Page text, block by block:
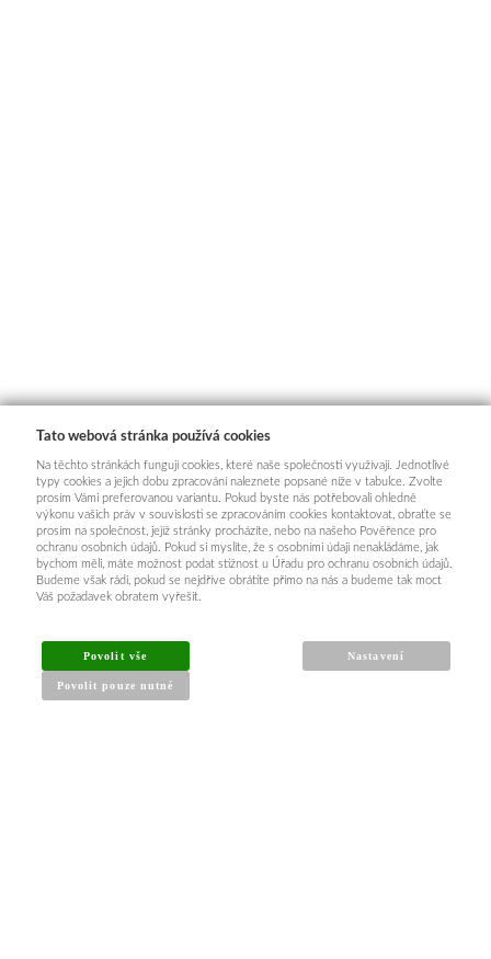
Tato webová stránka používá cookies
Na těchto stránkách fungují cookies, které naše společnosti využívají. Jednotlivé
typy cookies a jejich dobu zpracování naleznete popsané níže v tabulce. Zvolte
prosím Vámi preferovanou variantu. Pokud byste nás potřebovali ohledně
výkonu vašich práv v souvislosti se zpracováním cookies kontaktovat, obraťte se
prosím na společnost, jejíž stránky procházíte, nebo na našeho Pověřence pro
ochranu osobních údajů. Pokud si myslíte, že s osobními údaji nenakládáme, jak
bychom měli, máte možnost podat stížnost u Úřadu pro ochranu osobních údajů.
Budeme však rádi, pokud se nejdříve obrátíte přímo na nás a budeme tak moct
Váš požadavek obratem vyřešit.
Povolit vše
Povolit pouze nutné
Nastavení